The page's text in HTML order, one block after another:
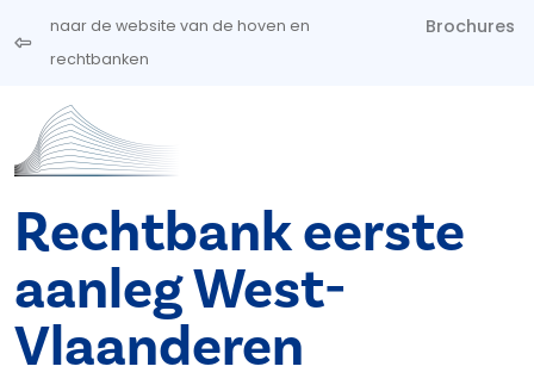
Overslaan en naar de inhoud gaan
naar de website van de hoven en
rechtbanken
Brochures
Rechtbank eerste
aanleg West-
Vlaanderen